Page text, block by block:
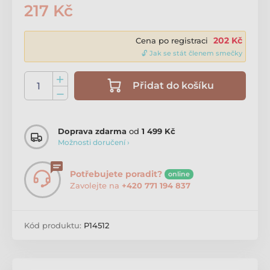
217 Kč
Cena po registraci 202 Kč
🔓 Jak se stát členem smečky
Přidat do košíku
Doprava zdarma od 1 499 Kč
Možnosti doručení ›
Potřebujete poradit? online
Zavolejte na +420 771 194 837
Kód produktu: P14512